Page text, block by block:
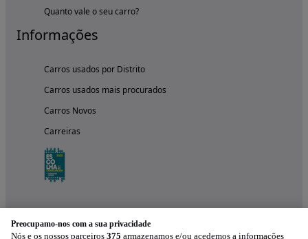
Quanto vale o seu carro?
Informações
Carros usados por Distrito
Carros usados mais procurados
Carros Novos
Carreiras
Preocupamo-nos com a sua privacidade
Nós e os nossos parceiros 375 armazenamos e/ou acedemos a informações